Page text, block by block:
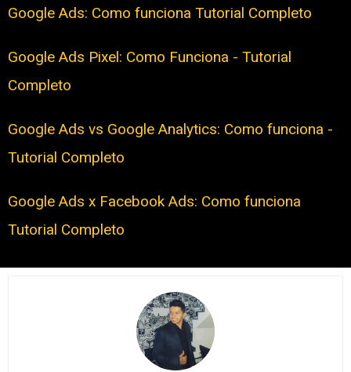
Google Ads: Como funciona Tutorial Completo
Google Ads Pixel: Como Funciona - Tutorial
Completo
Google Ads vs Google Analytics: Como funciona -
Tutorial Completo
Google Ads x Facebook Ads: Como funciona
Tutorial Completo